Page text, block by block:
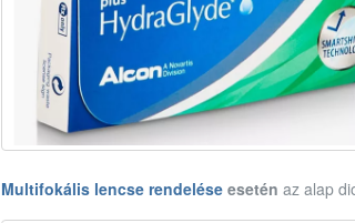
Multifokális lencse rendeléseesetén az alap